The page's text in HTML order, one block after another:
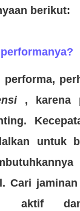
berikut:
performa,
, karena
untuk
Cari
aktifdan